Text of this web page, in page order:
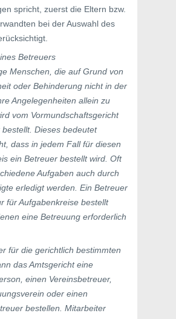
spricht, zuerst die Eltern bzw.
bei der Auswahl des
Betreuers
Menschen, die auf Grund von
oder Behinderung nicht in der
Angelegenheiten allein zu
vom Vormundschaftsgericht
Dieses bedeutet
dass in jedem Fall für diesen
ein Betreuer bestellt wird. Oft
Aufgaben auch durch
erledigt werden. Ein Betreuer
für Aufgabenkreise bestellt
eine Betreuung erforderlich
für die gerichtlich bestimmten
das Amtsgericht eine
einen Vereinsbetreuer,
oder einen
bestellen. Mitarbeiter